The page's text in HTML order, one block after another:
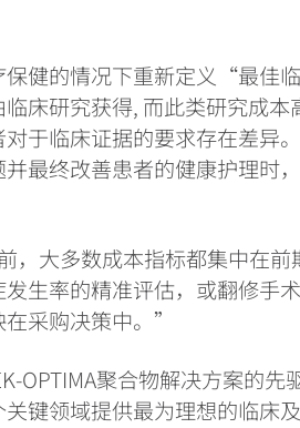
保健的情况下重新定义“最佳
床研究获得, 而此类研究成本
于临床证据的要求存在差异
最终改善患者的健康护理时
，大多数成本指标都集中在前
生率的精准评估，或翻修手
采购决策中。”
OPTIMA聚合物解决方案的
键领域提供最为理想的临床及